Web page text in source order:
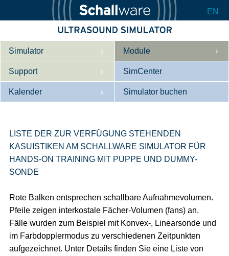
EN
Simulator
Beschreibung
Innere Medizin
Geburtshilfe / Gyn
Konfigurieren
Module
Support
Wer wir sind
Downloads
SimCenter
Kalender
Referenzen
Simulator buchen
LISTE DER ZUR VERFÜGUNG STEHENDEN
KASUISTIKEN AM SCHALLWARE SIMULATOR FÜR
HANDS-ON TRAINING MIT PUPPE UND DUMMY-
SONDE
Rote Balken entsprechen schallbare Aufnahmevolumen.
Pfeile zeigen interkostale Fächer-Volumen (fans) an.
Fälle wurden zum Beispiel mit Konvex-, Linearsonde und
im Farbdopplermodus zu verschiedenen Zeitpunkten
aufgezeichnet. Unter Details finden Sie eine Liste von